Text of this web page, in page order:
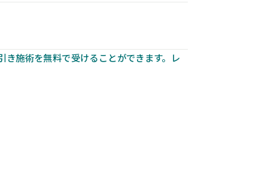
き施術を無料で受けることができます。レ